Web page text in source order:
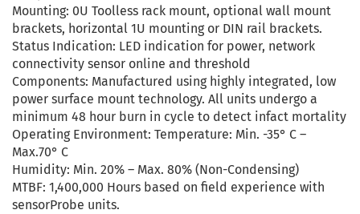
Mounting: 0U Toolless rack mount, optional wall mount
brackets, horizontal 1U mounting or DIN rail brackets.
Status Indication: LED indication for power, network
connectivity sensor online and threshold
Components: Manufactured using highly integrated, low
power surface mount technology. All units undergo a
minimum 48 hour burn in cycle to detect infact mortality
Operating Environment: Temperature: Min. -35° C –
Max.70° C
Humidity: Min. 20% – Max. 80% (Non-Condensing)
MTBF: 1,400,000 Hours based on field experience with
sensorProbe units.